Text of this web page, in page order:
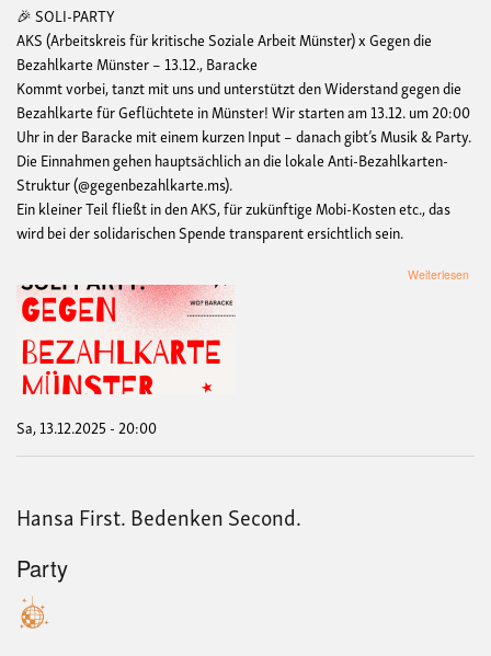
🎉 SOLI-PARTY
AKS (Arbeitskreis für kritische Soziale Arbeit Münster) x Gegen die
Bezahlkarte Münster – 13.12., Baracke
Kommt vorbei, tanzt mit uns und unterstützt den Widerstand gegen die
Bezahlkarte für Geflüchtete in Münster! Wir starten am 13.12. um 20:00
Uhr in der Baracke mit einem kurzen Input – danach gibt’s Musik & Party.
Die Einnahmen gehen hauptsächlich an die lokale Anti-Bezahlkarten-
Struktur (@gegenbezahlkarte.ms).
Ein kleiner Teil fließt in den AKS, für zukünftige Mobi-Kosten etc., das
wird bei der solidarischen Spende transparent ersichtlich sein.
Weiterlesen
Sa, 13.12.2025 - 20:00
Hansa First. Bedenken Second.
Party